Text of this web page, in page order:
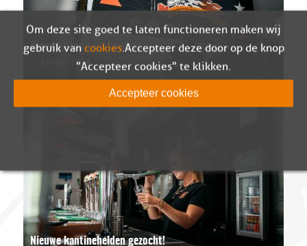
Nieuws vanuit de fanshop
10-08-2026
Nieuwe kantinehelden gezocht!
Om deze site goed te laten functioneren maken wij
gebruik van cookies. Accepteer deze door op de knop
"Accepteer cookies" te klikken.
Accepteer cookies